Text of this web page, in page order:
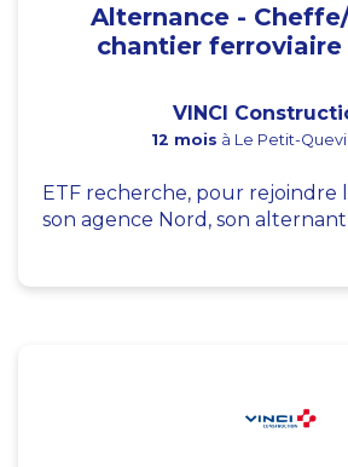
Alternance -
chantier ferroviaire
VINCI
12 mois à Le Petit-
ETF recherche, pour rejoindre
son agence Nord, son